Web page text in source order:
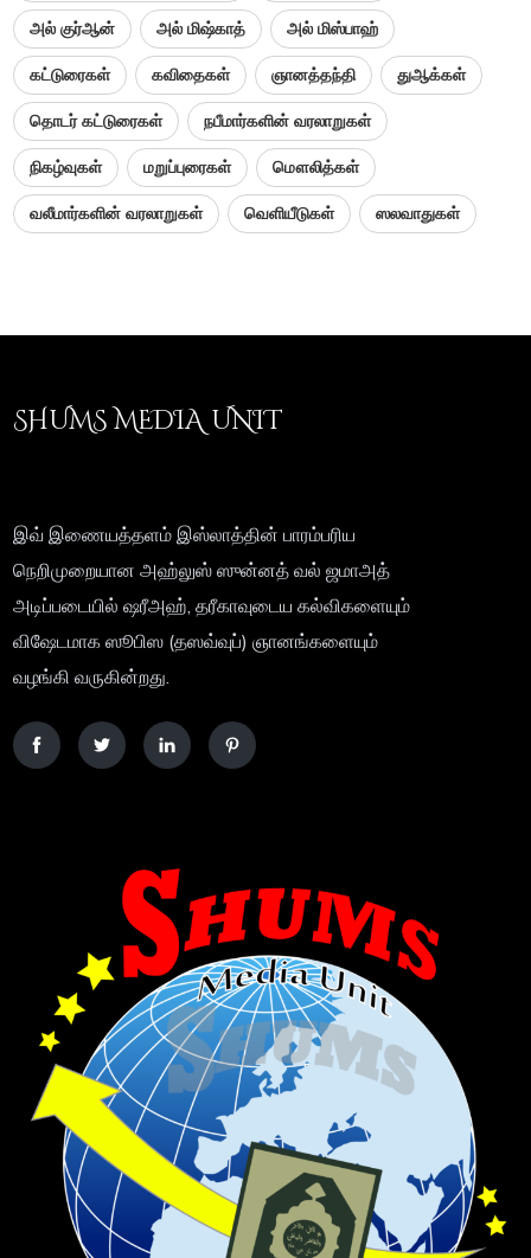
அல் குர்ஆன் அல் மிஷ்காத் அல் மிஸ்பாஹ்
கட்டுரைகள் கவிதைகள் ஞானத்தந்தி துஆக்கள்
தொடர் கட்டுரைகள் நபீமார்களின் வரலாறுகள்
நிகழ்வுகள் மறுப்புரைகள் மௌலித்கள்
வலீமார்களின் வரலாறுகள் வெளியீடுகள் ஸலவாதுகள்
SHUMS MEDIA UNIT
இவ் இணையத்தளம் இஸ்லாத்தின் பாரம்பரிய
நெறிமுறையான அஹ்லுஸ் ஸுன்னத் வல் ஜமாஅத்
அடிப்படையில் ஷரீஅஹ், தரீகாவுடைய கல்விகளையும்
விஷேடமாக ஸூபிஸ (தஸவ்வுப்) ஞானங்களையும்
வழங்கி வருகின்றது.